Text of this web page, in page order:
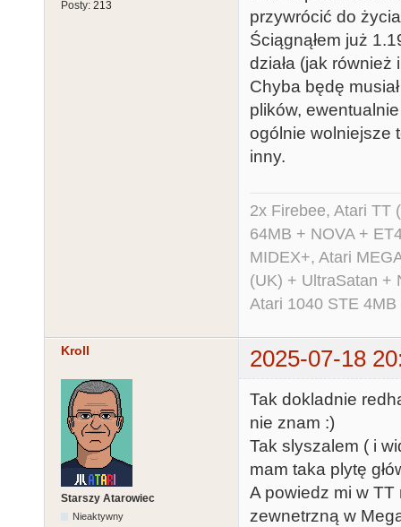
Posty: 213
przywrócić do
Ściągnąłem już
działa (jak
Chyba będę
plików,
ogólnie wolniejsze
inny.
2x Firebee, Atari TT
64MB + NOVA +
MIDEX+, Atari
(UK) + UltraSatan +
Atari 1040 STE
Kroll 2025-07-18
Starszy Atarowiec
Nieaktywny
Tak dokladnie
nie znam :)
Tak slyszalem ( i
mam taka plytę
A powiedz mi w
zewnetrzną w